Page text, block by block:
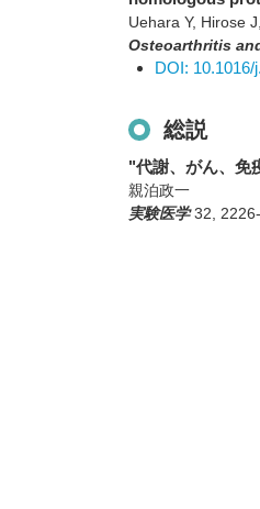
Uehara Y, Hirose
Osteoarthritis
DOI: 10.1016/
総説
"代謝、がん、免
親泊政一
実験医学 32